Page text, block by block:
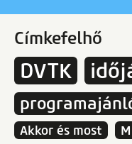
Címkefelhő
DVTK
Akkor és most